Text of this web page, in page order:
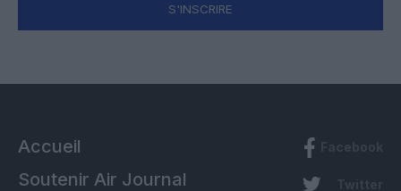
S'INSCRIRE
Accueil
Soutenir Air Journal